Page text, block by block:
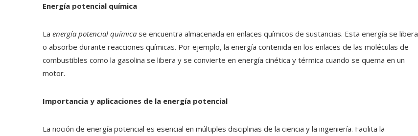
Energía potencial química
La energía potencial química se encuentra almacenada en enlaces químicos de sustancias. Esta energía se libera
o absorbe durante reacciones químicas. Por ejemplo, la energía contenida en los enlaces de las moléculas de
combustibles como la gasolina se libera y se convierte en energía cinética y térmica cuando se quema en un
motor.
Importancia y aplicaciones de la energía potencial
La noción de energía potencial es esencial en múltiples disciplinas de la ciencia y la ingeniería. Facilita la